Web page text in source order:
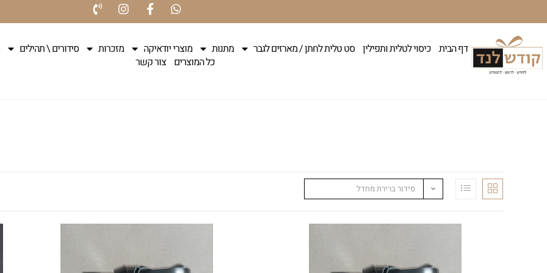
דף הבית כיסוי לטלית ותפילין סט טלית לחתן / מארזים לגבר מתנות מוצרי יודאיקה מזכרות
סידורים \ תהילים
כל המוצרים צור קשר
סידור ברירת מחדל